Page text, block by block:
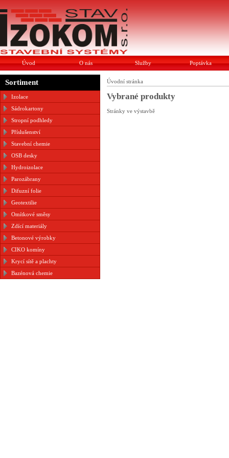
Úvod O nás Služby Poptávka
Sortiment
Izolace
Sádrokartony
Stropní podhledy
Příslušenství
Stavební chemie
OSB desky
Hydroizolace
Parozábrany
Difuzní folie
Geotextilie
Omítkové směsy
Zdící materiály
Betonové výrobky
CIKO komíny
Krycí sítě a plachty
Bazénová chemie
Úvodní stránka
Vybrané produkty
Stránky ve výstavbě